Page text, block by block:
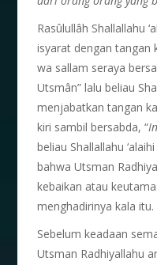
Rasûlullâh Shallallahu
isyarat dengan tangan
wa sallam seraya
Utsmân” lalu beliau
menjabatkan tangan
kiri sambil bersabda, “
beliau Shallallahu
bahwa Utsman
kebaikan atau
menghadirinya kala itu.
Sebelum keadaan
Utsman Radhiyallahu